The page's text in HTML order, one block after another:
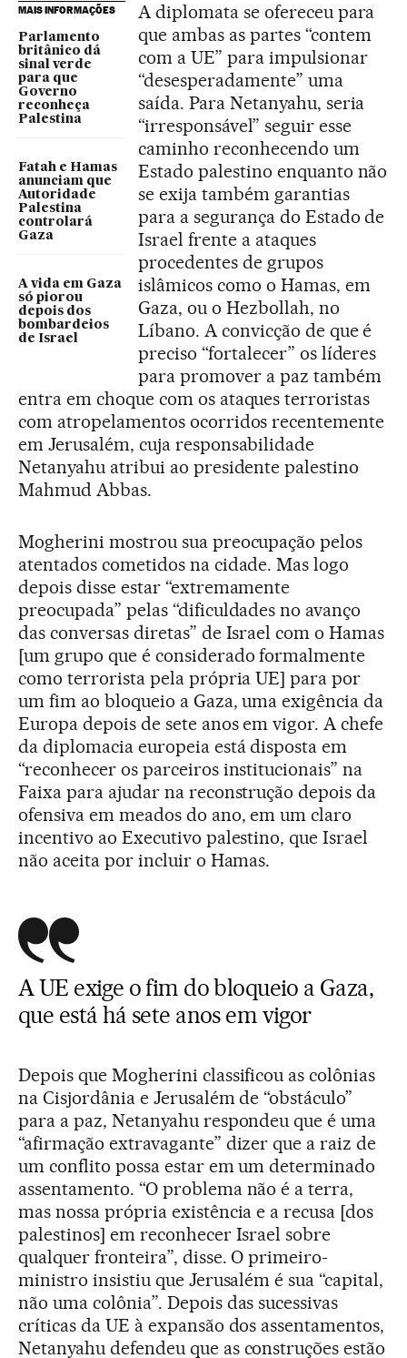
MAIS INFORMAÇÕES
Parlamento
britânico dá
sinal verde
para que
Governo
reconheça
Palestina
Fatah e Hamas
anunciam que
Autoridade
Palestina
controlará
Gaza
A vida em Gaza
só piorou
depois dos
bombardeios
de Israel
A diplomata se ofereceu para
que ambas as partes “contem
com a UE” para impulsionar
“desesperadamente” uma
saída. Para Netanyahu, seria
“irresponsável” seguir esse
caminho reconhecendo um
Estado palestino enquanto não
se exija também garantias
para a segurança do Estado de
Israel frente a ataques
procedentes de grupos
islâmicos como o Hamas, em
Gaza, ou o Hezbollah, no
Líbano. A convicção de que é
preciso “fortalecer” os líderes
para promover a paz também
entra em choque com os ataques terroristas
com atropelamentos ocorridos recentemente
em Jerusalém, cuja responsabilidade
Netanyahu atribui ao presidente palestino
Mahmud Abbas.
Mogherini mostrou sua preocupação pelos
atentados cometidos na cidade. Mas logo
depois disse estar “extremamente
preocupada” pelas “dificuldades no avanço
das conversas diretas” de Israel com o Hamas
[um grupo que é considerado formalmente
como terrorista pela própria UE] para por
um fim ao bloqueio a Gaza, uma exigência da
Europa depois de sete anos em vigor. A chefe
da diplomacia europeia está disposta em
“reconhecer os parceiros institucionais” na
Faixa para ajudar na reconstrução depois da
ofensiva em meados do ano, em um claro
incentivo ao Executivo palestino, que Israel
não aceita por incluir o Hamas.
A UE exige o fim do bloqueio a Gaza,
que está há sete anos em vigor
Depois que Mogherini classificou as colônias
na Cisjordânia e Jerusalém de “obstáculo”
para a paz, Netanyahu respondeu que é uma
“afirmação extravagante” dizer que a raiz de
um conflito possa estar em um determinado
assentamento. “O problema não é a terra,
mas nossa própria existência e a recusa [dos
palestinos] em reconhecer Israel sobre
qualquer fronteira”, disse. O primeiro-
ministro insistiu que Jerusalém é sua “capital,
não uma colônia”. Depois das sucessivas
críticas da UE à expansão dos assentamentos,
Netanyahu defendeu que as construções estão